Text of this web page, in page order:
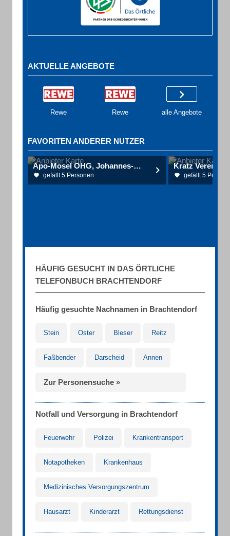
AKTUELLE ANGEBOTE
Rewe Rewe alle Angebote
FAVORITEN ANDERER NUTZER
Apo-Mosel OHG, Johannes-Apotheke
gefällt 5 Personen gefällt 5
HÄUFIG GESUCHT IN DAS ÖRTLICHE
TELEFONBUCH BRACHTENDORF
Häufig gesuchte Nachnamen in Brachtendorf
Stein Oster Bleser Reitz
Faßbender Darscheid Annen
Zur Personensuche »
Notfall und Versorgung in Brachtendorf
Feuerwehr Polizei Krankentransport
Notapotheken Krankenhaus
Medizinisches Versorgungszentrum
Hausarzt Kinderarzt Rettungsdienst